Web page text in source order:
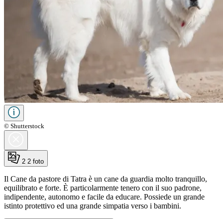
© Shutterstock
2 2 foto
Il Cane da pastore di Tatra è un cane da guardia molto tranquillo,
equilibrato e forte. È particolarmente tenero con il suo padrone,
indipendente, autonomo e facile da educare. Possiede un grande
istinto protettivo ed una grande simpatia verso i bambini.